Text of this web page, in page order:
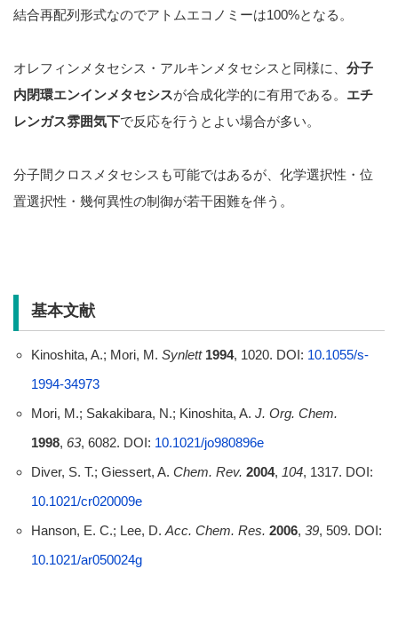
結合再配列形式なのでアトムエコノミーは100%となる。
オレフィンメタセシス・アルキンメタセシスと同様に、 分子
内閉環エンインメタセシスが合成化学的に有用である。 エチ
レンガス雰囲気下で反応を行うとよい場合が多い。
分子間クロスメタセシスも可能ではあるが、化学選択性・位
置選択性・幾何異性の制御が若干困難を伴う。
基本文献
Kinoshita, A.; Mori, M. Synlett 1994, 1020. DOI: 10.1055/s-
1994-34973
Mori, M.; Sakakibara, N.; Kinoshita, A. J. Org. Chem.
1998, 63, 6082. DOI: 10.1021/jo980896e
Diver, S. T.; Giessert, A. Chem. Rev. 2004, 104, 1317. DOI:
10.1021/cr020009e
Hanson, E. C.; Lee, D. Acc. Chem. Res. 2006, 39, 509. DOI:
10.1021/ar050024g